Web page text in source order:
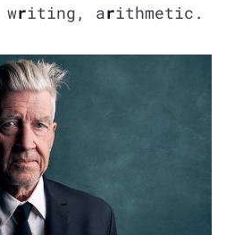
riting, arithmetic.